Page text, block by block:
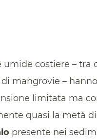
umide costiere – tra
mangrovie – hanno
limitata ma
quasi la metà
presente nei